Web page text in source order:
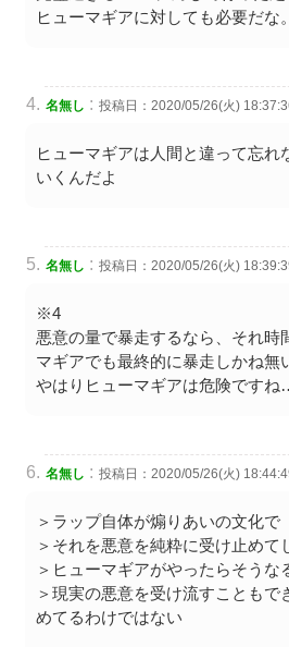
ヒューマギアに対しても必要だな。
名無し : 投稿日：2020/05/26(火)
ヒューマギアは人間と違って忘れ
いくんだよ
名無し : 投稿日：2020/05/26(火)
※4
悪意の量で暴走するなら、それ時
マギアでも最終的に暴走しかね無
やはりヒューマギアは危険ですね
名無し : 投稿日：2020/05/26(火)
＞ラップ自体が煽りあいの文化で
＞それを悪意を純粋に受け止めて
＞ヒューマギアがやったらそうな
＞現実の悪意を受け流すこともで
めてるわけではない